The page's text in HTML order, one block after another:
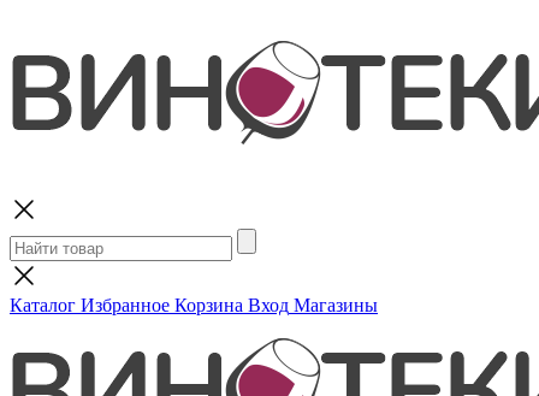
Каталог Избранное Корзина Вход Магазины